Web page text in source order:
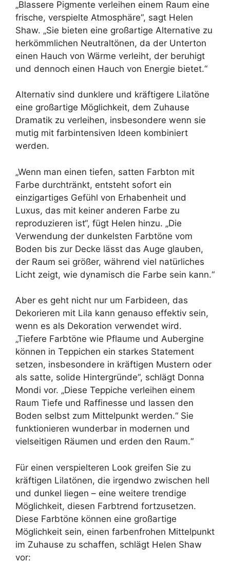
„Blassere Pigmente verleihen einem Raum eine
frische, verspielte Atmosphäre“, sagt Helen
Shaw. „Sie bieten eine großartige Alternative zu
herkömmlichen Neutraltönen, da der Unterton
einen Hauch von Wärme verleiht, der beruhigt
und dennoch einen Hauch von Energie bietet.“
Alternativ sind dunklere und kräftigere Lilatöne
eine großartige Möglichkeit, dem Zuhause
Dramatik zu verleihen, insbesondere wenn sie
mutig mit farbintensiven Ideen kombiniert
werden.
„Wenn man einen tiefen, satten Farbton mit
Farbe durchtränkt, entsteht sofort ein
einzigartiges Gefühl von Erhabenheit und
Luxus, das mit keiner anderen Farbe zu
reproduzieren ist“, fügt Helen hinzu. „Die
Verwendung der dunkelsten Farbtöne vom
Boden bis zur Decke lässt das Auge glauben,
der Raum sei größer, während viel natürliches
Licht zeigt, wie dynamisch die Farbe sein kann.“
Aber es geht nicht nur um Farbideen, das
Dekorieren mit Lila kann genauso effektiv sein,
wenn es als Dekoration verwendet wird.
„Tiefere Farbtöne wie Pflaume und Aubergine
können in Teppichen ein starkes Statement
setzen, insbesondere in kräftigen Mustern oder
als satte, solide Hintergründe“, schlägt Donna
Mondi vor. „Diese Teppiche verleihen einem
Raum Tiefe und Raffinesse und lassen den
Boden selbst zum Mittelpunkt werden.“ Sie
funktionieren wunderbar in modernen und
vielseitigen Räumen und erden den Raum.“
Für einen verspielteren Look greifen Sie zu
kräftigen Lilatönen, die irgendwo zwischen hell
und dunkel liegen – eine weitere trendige
Möglichkeit, diesen Farbtrend fortzusetzen.
Diese Farbtöne können eine großartige
Möglichkeit sein, einen farbenfrohen Mittelpunkt
im Zuhause zu schaffen, schlägt Helen Shaw
vor: